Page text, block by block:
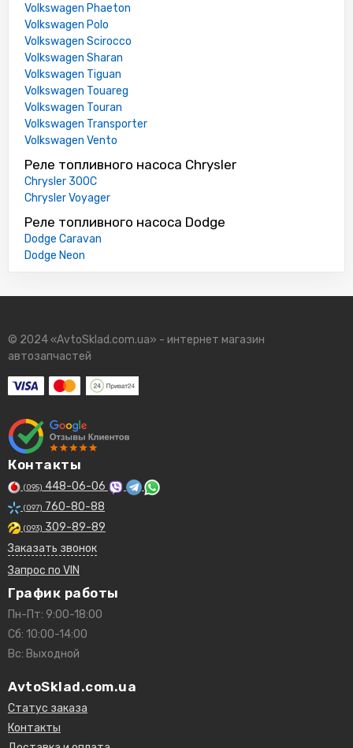
Volkswagen Phaeton
Volkswagen Polo
Volkswagen Scirocco
Volkswagen Sharan
Volkswagen Tiguan
Volkswagen Touareg
Volkswagen Touran
Volkswagen Transporter
Volkswagen Vento
Реле топливного насоса Chrysler
Chrysler 300C
Chrysler Voyager
Реле топливного насоса Dodge
Dodge Caravan
Dodge Neon
© 2024 «AvtoSklad.com.ua» - интернет магазин
автозапчастей
Контакты
(095) 448-06-06
(097) 760-80-88
(093) 309-89-89
Заказать звонок
Запрос по VIN
График работы
Пн-Пт: 9:00-18:00
Сб: 10:00-14:00
Вс: Выходной
AvtoSklad.com.ua
Статус заказа
Контакты